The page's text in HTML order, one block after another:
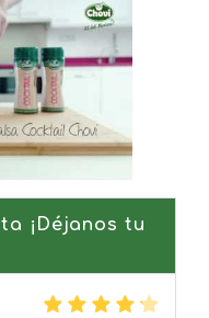
¡Déjanos tu